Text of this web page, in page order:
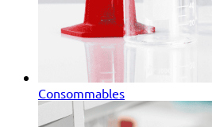
Consommables